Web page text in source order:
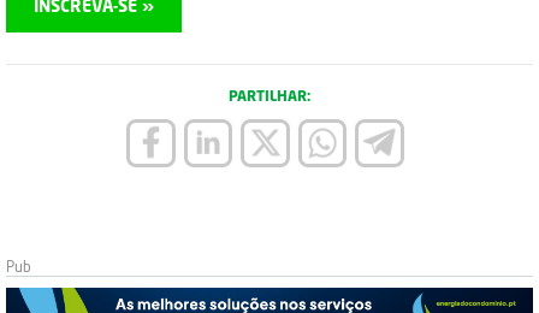
INSCREVA-SE »
PARTILHAR: